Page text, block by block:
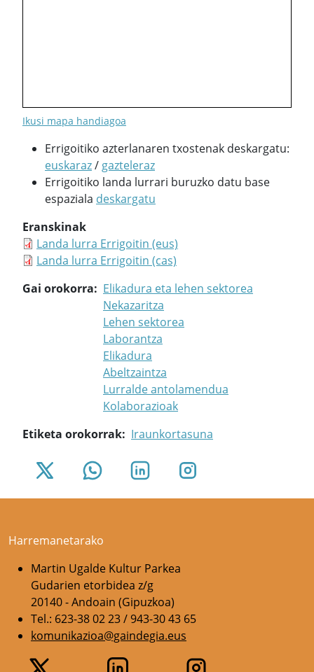
Ikusi mapa handiagoa
Errigoitiko azterlanaren txostenak deskargatu:
euskaraz/ gazteleraz
Errigoitiko landa lurrari buruzko datu base
espaziala deskargatu
Eranskinak
Landa lurra Errigoitin (eus)
Landa lurra Errigoitin (cas)
Gai orokorra
Elikadura eta lehen sektorea
Nekazaritza
Lehen sektorea
Laborantza
Elikadura
Abeltzaintza
Lurralde antolamendua
Kolaborazioak
Etiketa orokorrak
Iraunkortasuna
Harremanetarako
Martin Ugalde Kultur Parkea
Gudarien etorbidea z/g
20140 - Andoain (Gipuzkoa)
Tel.: 623-38 02 23 / 943-30 43 65
komunikazioa@gaindegia.eus